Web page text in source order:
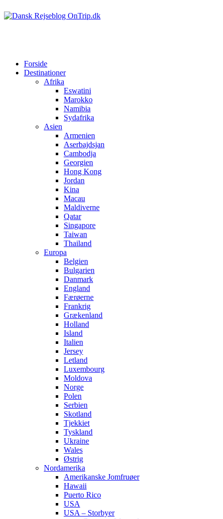
Forside
Destinationer
Afrika
Eswatini
Marokko
Namibia
Sydafrika
Asien
Armenien
Aserbajdsjan
Cambodja
Georgien
Hong Kong
Jordan
Kina
Macau
Maldiverne
Qatar
Singapore
Taiwan
Thailand
Europa
Belgien
Bulgarien
Danmark
England
Færøerne
Frankrig
Grækenland
Holland
Island
Italien
Jersey
Letland
Luxembourg
Moldova
Norge
Polen
Serbien
Skotland
Tjekkiet
Tyskland
Ukraine
Wales
Østrig
Nordamerika
Amerikanske Jomfruøer
Hawaii
Puerto Rico
USA
USA – Storbyer